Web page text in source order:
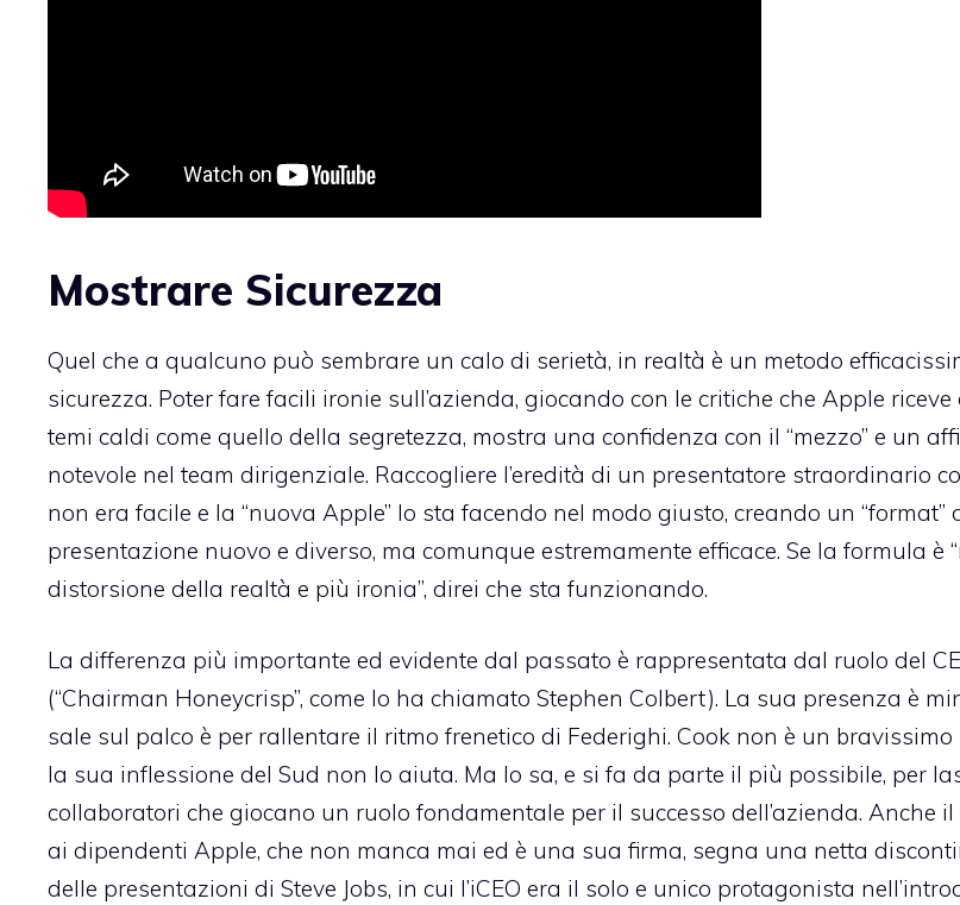
Mostrare Sicurezza
Quel che a qualcuno può sembrare un calo di serietà, in realtà è un metodo
sicurezza. Poter fare facili ironie sull’azienda, giocando con le critiche che Apple
temi caldi come quello della segretezza, mostra una confidenza con il “mezzo” e un
notevole nel team dirigenziale. Raccogliere l’eredità di un presentatore straordinario
non era facile e la “nuova Apple” lo sta facendo nel modo giusto, creando un “format”
presentazione nuovo e diverso, ma comunque estremamente efficace. Se la formula è
distorsione della realtà e più ironia”, direi che sta funzionando.
La differenza più importante ed evidente dal passato è rappresentata dal ruolo del
(“Chairman Honeycrisp”, come lo ha chiamato Stephen Colbert). La sua presenza è
sale sul palco è per rallentare il ritmo frenetico di Federighi. Cook non è un bravissimo
la sua inflessione del Sud non lo aiuta. Ma lo sa, e si fa da parte il più possibile, per
collaboratori che giocano un ruolo fondamentale per il successo dell’azienda. Anche
ai dipendenti Apple, che non manca mai ed è una sua firma, segna una netta
delle presentazioni di Steve Jobs, in cui l’iCEO era il solo e unico protagonista